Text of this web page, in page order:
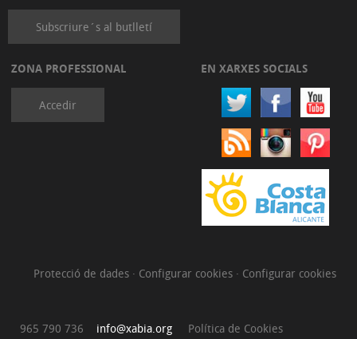
Subscriure´s al butlletí
ZONA PROFESSIONAL
Accedir
EN XARXES SOCIALS
Protecció de dades · Configurar cookies · Configurar cookies
965 790 736 info@xabia.org
Política de Cookies